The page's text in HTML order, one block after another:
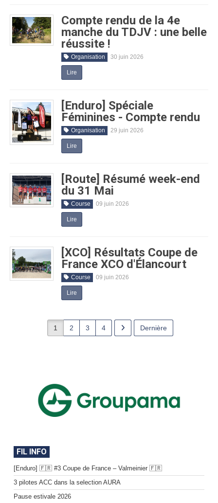
Compte rendu de la 4e
manche du TDJV : une belle
réussite !
Organisation 30 juin 2026
Lire
[Enduro] Spéciale
Féminines - Compte rendu
Organisation 29 juin 2026
Lire
[Route] Résumé week-end
du 31 Mai
Course 09 juin 2026
Lire
[XCO] Résultats Coupe de
France XCO d'Élancourt
Course 09 juin 2026
Lire
1 2 3 4 Dernière
FIL INFO
[Enduro] 🇫🇷 #3 Coupe de France – Valmeinier 🇫🇷
3 pilotes ACC dans la selection AURA
Pause estivale 2026